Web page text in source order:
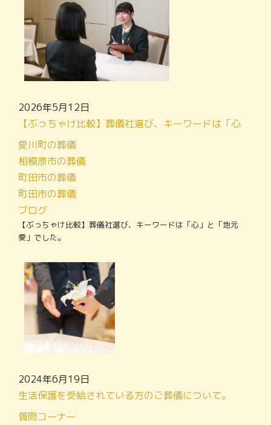
2026年5月12日
【ぶっちゃけ比較】葬儀社選び、キーワードは「心」と「地元愛」でした。
愛川町の葬儀
相模原市の葬儀
町田市の葬儀
町田市の葬儀
ブログ
【ぶっちゃけ比較】葬儀社選び、キーワードは「心」と「地元
愛」でした。
2024年6月19日
生活保護を受給されている方のご葬儀について。
質問コーナー